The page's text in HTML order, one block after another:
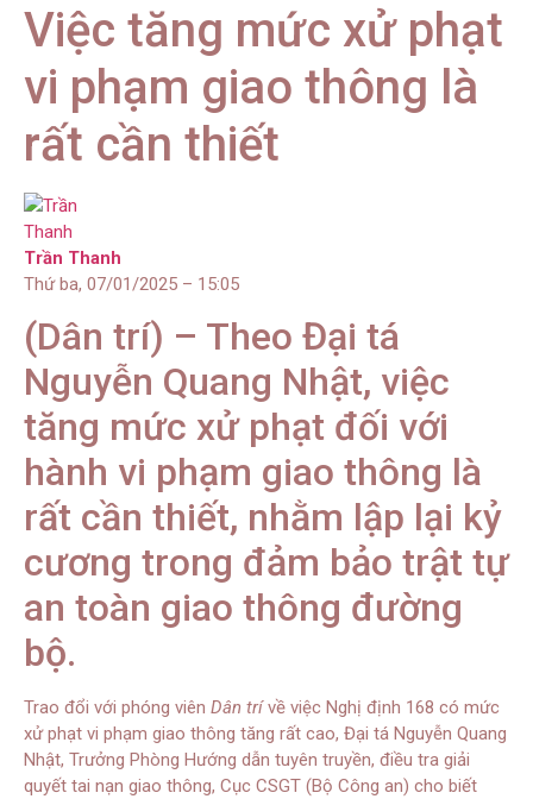
Việc tăng mức xử phạt
vi phạm giao thông là
rất cần thiết
Trần Thanh
Thứ ba, 07/01/2025 – 15:05
(Dân trí) – Theo Đại tá
Nguyễn Quang Nhật, việc
tăng mức xử phạt đối với
hành vi phạm giao thông là
rất cần thiết, nhằm lập lại kỷ
cương trong đảm bảo trật tự
an toàn giao thông đường
bộ.
Trao đổi với phóng viên Dân trívề việc Nghị định 168 có mức
xử phạt vi phạm giao thông tăng rất cao, Đại tá Nguyễn Quang
Nhật, Trưởng Phòng Hướng dẫn tuyên truyền, điều tra giải
quyết tai nạn giao thông, Cục CSGT (Bộ Công an) cho biết